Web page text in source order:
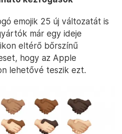
emojik 25 új változatát is
már egy ideje
eltérő bőrszínű
hogy az Apple
lehetővé teszik ezt.